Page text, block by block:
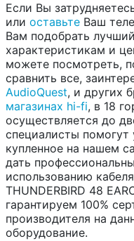
Если Вы
или оставьте Ваш
Вам подобрать
характеристикам и
можете посмотреть,
сравнить все,
AudioQuest, и других
магазинах hi-fi, в 18
осуществляется до
специалисты помогут
купленное на нашем
дать
использованию
THUNDERBIRD 48
гарантируем 100%
производителя на
оборудование.